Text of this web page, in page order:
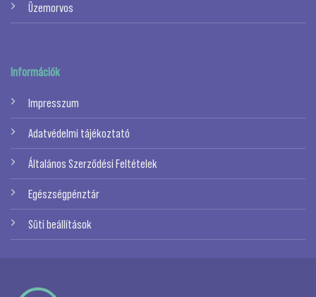
Üzemorvos
Információk
Impresszum
Adatvédelmi tájékoztató
Általános Szerződési Feltételek
Egészségpénztár
Süti beállítások